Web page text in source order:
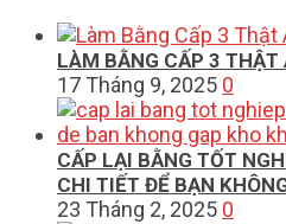
LÀM BẰNG CẤP 3 THẬT
17 Tháng 9, 2025 0
CẤP LẠI BẰNG TỐT
CHI TIẾT ĐỂ BẠN
23 Tháng 2, 2025 0